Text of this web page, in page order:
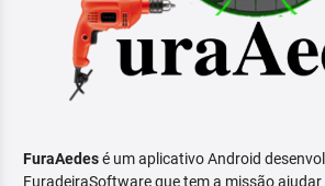
FuraAedesé um aplicativo Android
FuradeiraSoftware que tem a missão